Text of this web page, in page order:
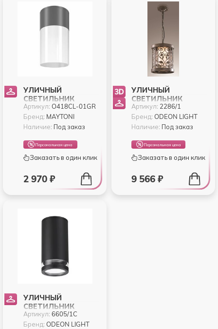
УЛИЧНЫЙ
СВЕТИЛЬНИК
MAYTONI WILLIS
O418CL-01GR
Артикул: O418CL-01GR
Бренд: MAYTONI
Наличие: Под заказ
Персональная цена
Заказать в один клик
2 970 ₽
УЛИЧНЫЙ
СВЕТИЛЬНИК
ODEON KORDI 2286/1
Артикул: 2286/1
Бренд:ODEON LIGHT
Наличие: Под заказ
Персональная цена
Заказать в один клик
9 566 ₽
УЛИЧНЫЙ
СВЕТИЛЬНИК
ODEON LIGHT MOTTO
6605/1C
Артикул: 6605/1C
Бренд: ODEON LIGHT